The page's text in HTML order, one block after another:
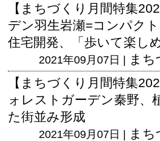
【まちづくり月間特集
デン羽生岩瀬=コンパク
住宅開発、「歩いて楽し
2021年09月07日 | まち
【まちづくり月間特集
ォレストガーデン秦野、
た街並み形成
2021年09月07日 | まち